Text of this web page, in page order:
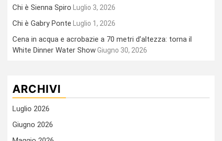
Chi è Sienna Spiro Luglio 3, 2026
Chi è Gabry Ponte Luglio 1, 2026
Cena in acqua e acrobazie a 70 metri d’altezza: torna il
White Dinner Water ShowGiugno 30, 2026
ARCHIVI
Luglio 2026
Giugno 2026